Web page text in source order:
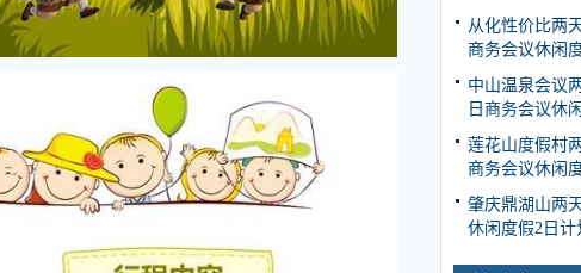
从化性价比两
商务会议休闲
中山温泉会议
日商务会议休
莲花山度假村
商务会议休闲
肇庆鼎湖山两
休闲度假2日计